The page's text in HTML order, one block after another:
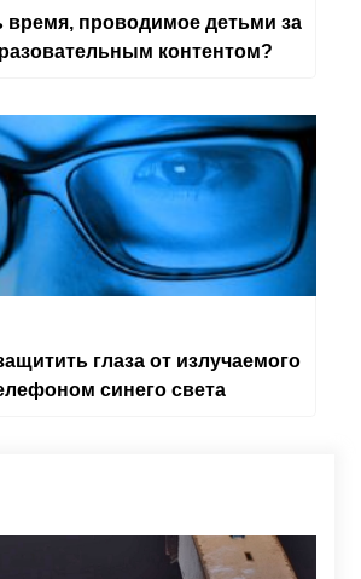
время, проводимое детьми за
контентом?
глаза от излучаемого
синего света